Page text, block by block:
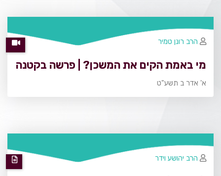
מי באמת הקים את המשכן? | פרשה בקטנה
א' אדר ב תשע"ט
הרב רונן טמיר
הרב יהושע וידר